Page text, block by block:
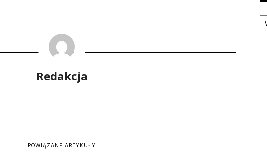
Redakcja
POWIĄZANE ARTYKUŁY